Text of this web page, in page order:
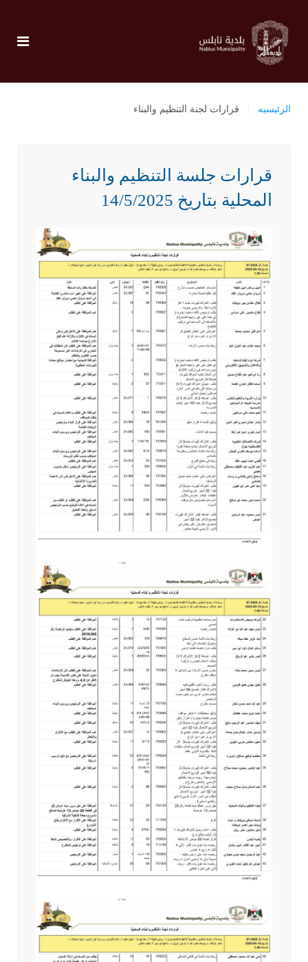
الرئيسيه قرارات لجنة التنظيم والبناء
قرارات جلسة التنظيم والبناء
المحلية بتاريخ 14/5/2025